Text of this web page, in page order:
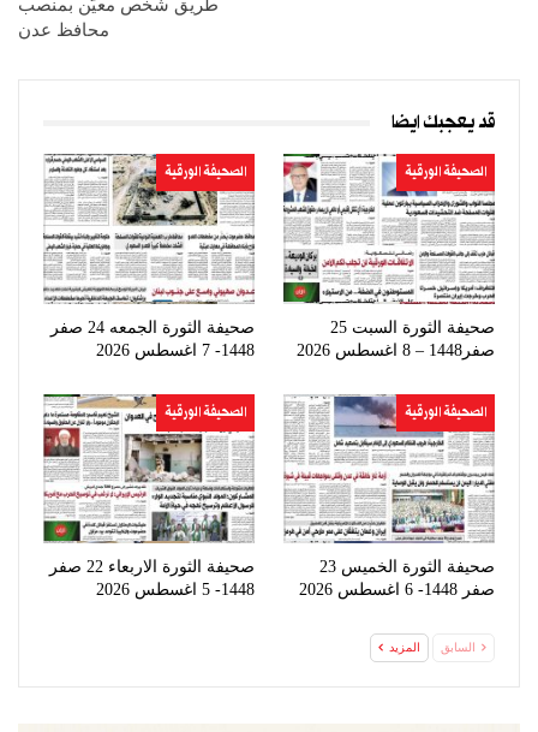
طريق شخص معيّن بمنصب
محافظ عدن
قد يعجبك ايضا
الصحيفة الورقية
صحيفة الثورة السبت 25
صفر1448 – 8 اغسطس 2026
الصحيفة الورقية
صحيفة الثورة الجمعه 24 صفر
1448- 7 اغسطس 2026
الصحيفة الورقية
صحيفة الثورة الخميس 23
صفر 1448- 6 اغسطس 2026
الصحيفة الورقية
صحيفة الثورة الاربعاء 22 صفر
1448- 5 اغسطس 2026
السابق المزيد